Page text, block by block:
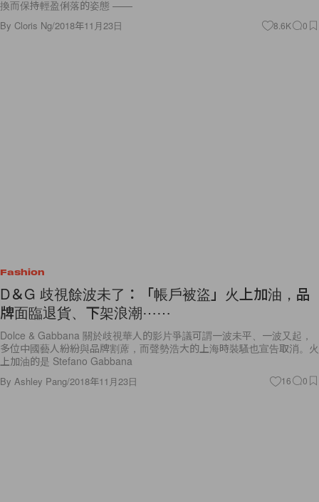
換而保持輕盈俐落的姿態 ——
By Cloris Ng/2018年11月23日 8.6K 0
Fashion
D＆G 歧視餘波未了：「帳戶被盜」火上加油，品
牌面臨退貨、下架浪潮⋯⋯
Dolce & Gabbana 關於歧視華人的影片爭議可謂一波未平、一波又起，
多位中國藝人紛紛與品牌割蓆，而聲勢浩大的上海時裝騷也宣告取消。火
上加油的是 Stefano Gabbana
By Ashley Pang/2018年11月23日 16 0